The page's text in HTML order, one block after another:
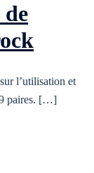
l’utilisation et
9 paires. […]